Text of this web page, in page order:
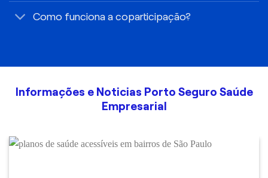
Como funciona a coparticipação?
Informações e Noticias Porto Seguro Saúde
Empresarial